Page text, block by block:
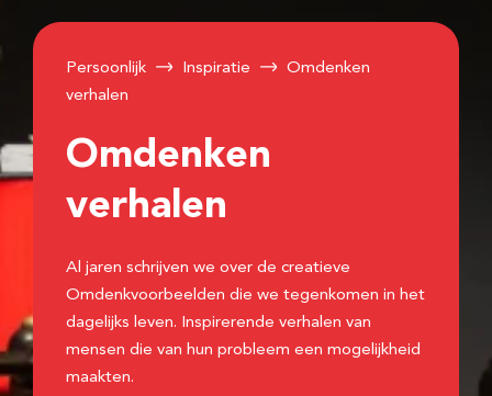
Persoonlijk Inspiratie
Omdenken
verhalen
Omdenken
verhalen
Al jaren schrijven we over de creatieve
Omdenkvoorbeelden die we tegenkomen in het
dagelijks leven. Inspirerende verhalen van
mensen die van hun probleem een mogelijkheid
maakten.